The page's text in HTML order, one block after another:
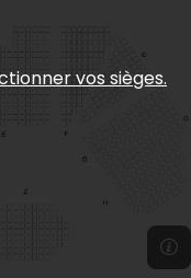
vos sièges.